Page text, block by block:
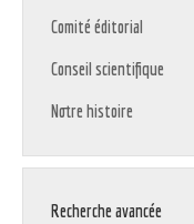
Comité éditorial
Conseil scientifique
Notre histoire
Recherche avancée